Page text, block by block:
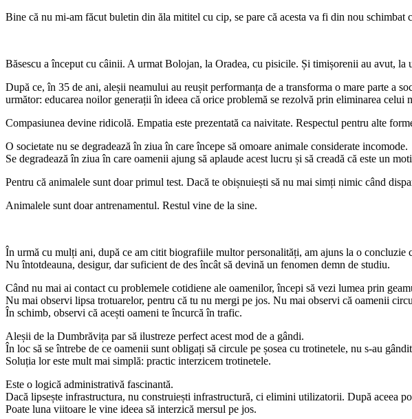
Bine că nu mi-am făcut buletin din ăla mititel cu cip, se pare că acesta va fi din nou
Băsescu a început cu câinii. A urmat Bolojan, la Oradea, cu pisicile. Și timișorenii au avut,
După ce, în 35 de ani, aleșii neamului au reușit performanța de a transforma o mare parte a
următor: educarea noilor generații în ideea că orice problemă se rezolvă prin eliminarea celui
Compasiunea devine ridicolă. Empatia este prezentată ca naivitate. Respectul pentru alte
O societate nu se degradează în ziua în care începe să omoare animale considerate incomode.
Se degradează în ziua în care oamenii ajung să aplaude acest lucru și să creadă că este un
Pentru că animalele sunt doar primul test. Dacă te obișnuiești să nu mai simți nimic când
Animalele sunt doar antrenamentul. Restul vine de la sine.
În urmă cu mulți ani, după ce am citit biografiile multor personalități, am ajuns la o
Nu întotdeauna, desigur, dar suficient de des încât să devină un fenomen demn de studiu.
Când nu mai ai contact cu problemele cotidiene ale oamenilor, începi să vezi lumea prin
Nu mai observi lipsa trotuarelor, pentru că tu nu mergi pe jos. Nu mai observi că oamenii
În schimb, observi că acești oameni te încurcă în trafic.
Aleșii de la Dumbrăvița par să ilustreze perfect acest mod de a gândi.
În loc să se întrebe de ce oamenii sunt obligați să circule pe șosea cu trotinetele, nu s-au
Soluția lor este mult mai simplă: practic interzicem trotinetele.
Este o logică administrativă fascinantă.
Dacă lipsește infrastructura, nu construiești infrastructură, ci elimini utilizatorii. După aceea
Poate luna viitoare le vine ideea să interzică mersul pe jos.